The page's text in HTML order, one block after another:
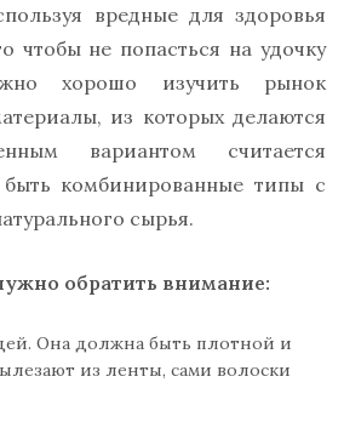
вредные для здоровья
чтобы не попасться на удочку
хорошо изучить рынок
из которых делаются
вариантом считается
быть комбинированные типы с
сырья.
обратить внимание:
Она должна быть плотной и
из ленты, сами волоски